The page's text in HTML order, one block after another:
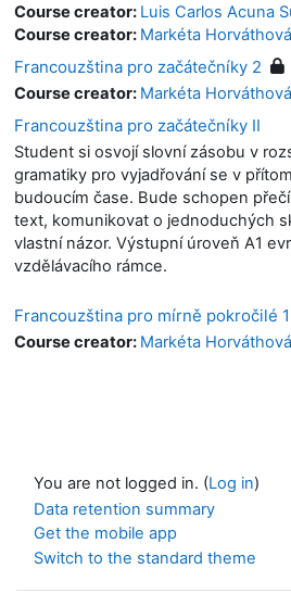
Course creator: Luis Carlos Acuna
Course creator: Markéta
Francouzština pro začátečníky 2
Course creator: Markéta
Francouzština pro začátečníky II
Student si osvojí slovní zásobu v
gramatiky pro vyjadřování se v
budoucím čase. Bude schopen
text, komunikovat o jednoduchých
vlastní názor. Výstupní úroveň A1
vzdělávacího rámce.
Francouzština pro mírně pokročilé 1
Course creator: Markéta
You are not logged in. (Log in)
Data retention summary
Get the mobile app
Switch to the standard theme